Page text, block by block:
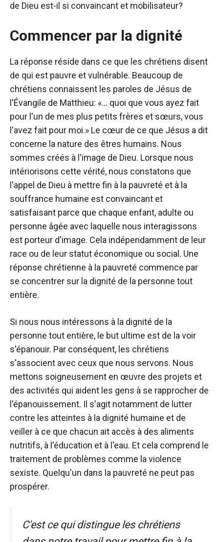
de Dieu est-il si convaincant et mobilisateur?
Commencer par la dignité
La réponse réside dans ce que les chrétiens disent
de qui est pauvre et vulnérable. Beaucoup de
chrétiens connaissent les paroles de Jésus de
l'Évangile de Matthieu: «… quoi que vous ayez fait
pour l'un de mes plus petits frères et sœurs, vous
l'avez fait pour moi.» Le cœur de ce que Jésus a dit
concerne la nature des êtres humains. Nous
sommes créés à l'image de Dieu. Lorsque nous
intériorisons cette vérité, nous constatons que
l'appel de Dieu à mettre fin à la pauvreté et à la
souffrance humaine est convaincant et
satisfaisant parce que chaque enfant, adulte ou
personne âgée avec laquelle nous interagissons
est porteur d'image. Cela indépendamment de leur
race ou de leur statut économique ou social. Une
réponse chrétienne à la pauvreté commence par
se concentrer sur la dignité de la personne tout
entière.
Si nous nous intéressons à la dignité de la
personne tout entière, le but ultime est de la voir
s'épanouir. Par conséquent, les chrétiens
s'associent avec ceux que nous servons. Nous
mettons soigneusement en œuvre des projets et
des activités qui aident les gens à se rapprocher de
l'épanouissement. Il s'agit notamment de lutter
contre les atteintes à la dignité humaine et de
veiller à ce que chacun ait accès à des aliments
nutritifs, à l'éducation et à l'eau. Et cela comprend le
traitement de problèmes comme la violence
sexiste. Quelqu'un dans la pauvreté ne peut pas
prospérer.
C'est ce qui distingue les chrétiens